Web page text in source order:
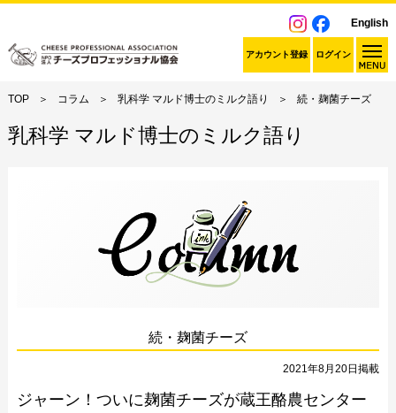
English
アカウント登録 ログイン
TOP コラム 乳科学 マルド博士のミルク語り 続・麹菌チーズ
乳科学 マルド博士のミルク語り
続・麹菌チーズ
2021年8月20日掲載
ジャーン！ついに麹菌チーズが蔵王酪農センター